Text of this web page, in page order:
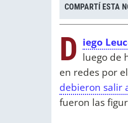
COMPARTÍ ESTA
D iego
luego de
en redes por
debieron salir
fueron las